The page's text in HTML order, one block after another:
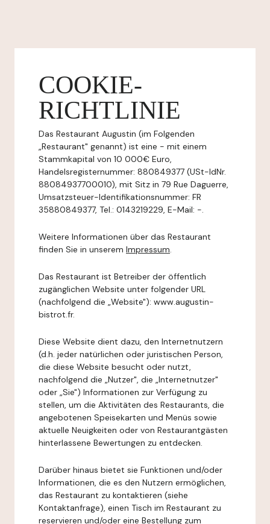
COOKIE-
RICHTLINIE
Das Restaurant Augustin (im Folgenden
„Restaurant" genannt) ist eine - mit einem
Stammkapital von 10 000€ Euro,
Handelsregisternummer: 880849377 (USt-IdNr.
88084937700010), mit Sitz in 79 Rue Daguerre,
Umsatzsteuer-Identifikationsnummer: FR
35880849377, Tel.: 0143219229, E-Mail: -.
Weitere Informationen über das Restaurant
finden Sie in unserem Impressum.
Das Restaurant ist Betreiber der öffentlich
zugänglichen Website unter folgender URL
(nachfolgend die „Website"): www.augustin-
bistrot.fr.
Diese Website dient dazu, den Internetnutzern
(d.h. jeder natürlichen oder juristischen Person,
die diese Website besucht oder nutzt,
nachfolgend die „Nutzer", die „Internetnutzer"
oder „Sie") Informationen zur Verfügung zu
stellen, um die Aktivitäten des Restaurants, die
angebotenen Speisekarten und Menüs sowie
aktuelle Neuigkeiten oder von Restaurantgästen
hinterlassene Bewertungen zu entdecken.
Darüber hinaus bietet sie Funktionen und/oder
Informationen, die es den Nutzern ermöglichen,
das Restaurant zu kontaktieren (siehe
Kontaktanfrage), einen Tisch im Restaurant zu
reservieren und/oder eine Bestellung zum